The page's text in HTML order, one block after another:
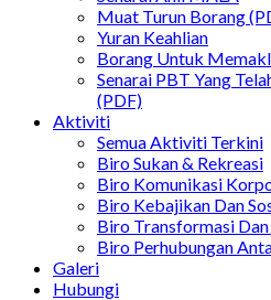
Muat Turun Borang
Yuran Keahlian
Borang Untuk
Senarai PBT Yang
(PDF)
Aktiviti
Semua Aktiviti Terkini
Biro Sukan & Rekreasi
Biro Komunikasi
Biro Kebajikan Dan
Biro Transformasi
Biro Perhubungan
Galeri
Hubungi